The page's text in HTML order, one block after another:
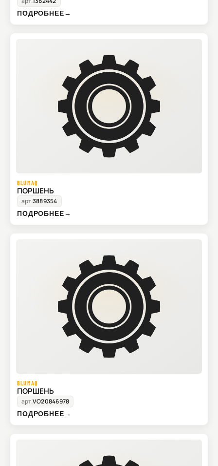
ПОДРОБНЕЕ→
BLUMAQ
ПОРШЕНЬ
арт.3889354
ПОДРОБНЕЕ→
BLUMAQ
ПОРШЕНЬ
арт.VO20846978
ПОДРОБНЕЕ→